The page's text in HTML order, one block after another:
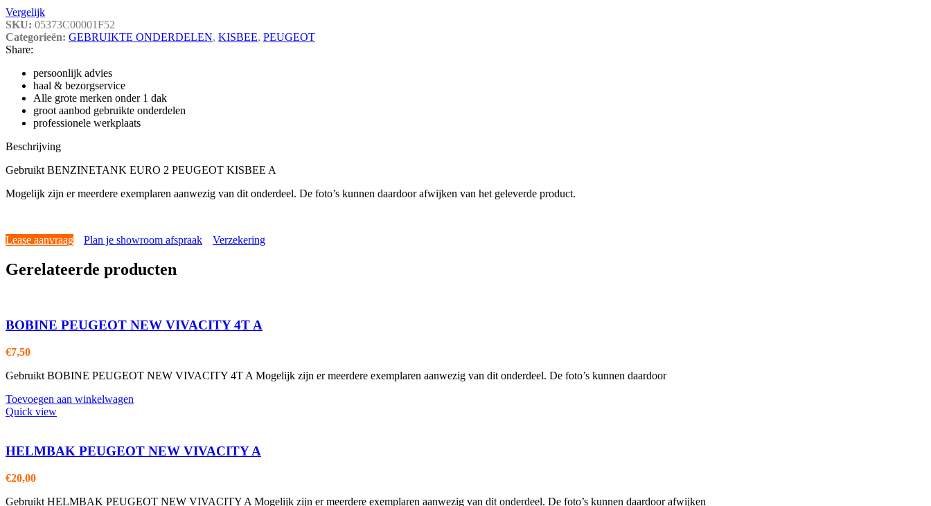
Vergelijk
SKU: 05373C00001F52
Categorieën: GEBRUIKTE ONDERDELEN, KISBEE, PEUGEOT
Share:
persoonlijk advies
haal & bezorgservice
Alle grote merken onder 1 dak
groot aanbod gebruikte onderdelen
professionele werkplaats
Beschrijving
Gebruikt BENZINETANK EURO 2 PEUGEOT KISBEE A
Mogelijk zijn er meerdere exemplaren aanwezig van dit onderdeel. De foto’s kunnen daardoor afwijken van het geleverde product.
Lease aanvraag Plan je showroom afspraak Verzekering
Gerelateerde producten
BOBINE PEUGEOT NEW VIVACITY 4T A
€7,50
Gebruikt BOBINE PEUGEOT NEW VIVACITY 4T A Mogelijk zijn er meerdere exemplaren aanwezig van dit onderdeel. De foto’s kunnen daardoor
Toevoegen aan winkelwagen
Quick view
HELMBAK PEUGEOT NEW VIVACITY A
€20,00
Gebruikt HELMBAK PEUGEOT NEW VIVACITY A Mogelijk zijn er meerdere exemplaren aanwezig van dit onderdeel. De foto’s kunnen daardoor afwijken